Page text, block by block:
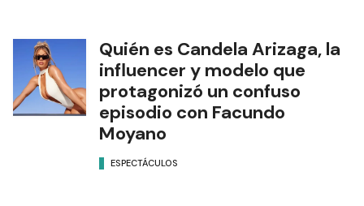
Quién es Candela Arizaga, la
influencer y modelo que
protagonizó un confuso
episodio con Facundo
Moyano
ESPECTÁCULOS